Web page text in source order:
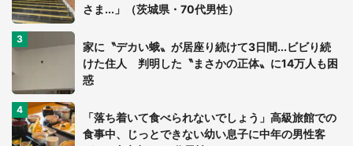
さま...」（茨城県・70代男性）
家に〝デカい蛾〟が居座り続けて3日間...ビビり続
けた住人 判明した〝まさかの正体〟に14万人も困
惑
「落ち着いて食べられないでしょう」高級旅館での
食事中、じっとできない幼い息子に中年の男性客